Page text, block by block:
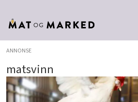
ANNONSE
matsvinn